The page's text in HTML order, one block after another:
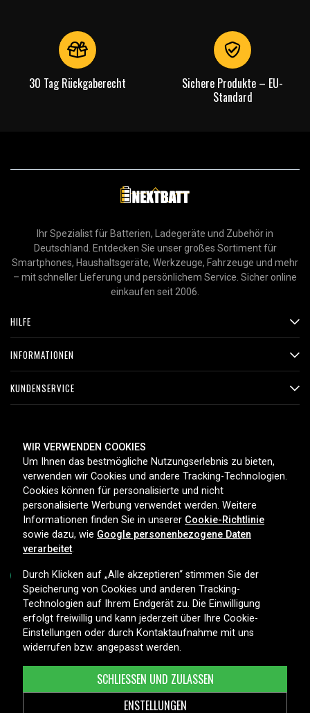
30 Tag Rückgaberecht
Sichere Produkte – EU-
Standard
Ihr Spezialist für Batterien, Ladegeräte und Zubehör in
Deutschland. Entdecken Sie unser großes Sortiment für
Smartphones, Haushaltsgeräte, Werkzeuge, Fahrzeuge und mehr
– mit schneller Lieferung und persönlichem Service. Sicher online
einkaufen seit 2006.
HILFE
INFORMATIONEN
KUNDENSERVICE
ZAHLUNGSMETHODEN
LIEFEROPTIONEN
Copyright © 2026, Spares Nordic AB
WIR VERWENDEN COOKIES
Um Ihnen das bestmögliche Nutzungserlebnis zu bieten,
verwenden wir Cookies und andere Tracking-Technologien.
Cookies können für personalisierte und nicht
personalisierte Werbung verwendet werden. Weitere
Informationen finden Sie in unserer Cookie-Richtlinie
sowie dazu, wie Google personenbezogene Daten
verarbeitet.
Durch Klicken auf „Alle akzeptieren“ stimmen Sie der
Speicherung von Cookies und anderen Tracking-
Technologien auf Ihrem Endgerät zu. Die Einwilligung
erfolgt freiwillig und kann jederzeit über Ihre Cookie-
Einstellungen oder durch Kontaktaufnahme mit uns
widerrufen bzw. angepasst werden.
ENSTELLUNGEN
SCHLIESSEN UND ZULASSEN